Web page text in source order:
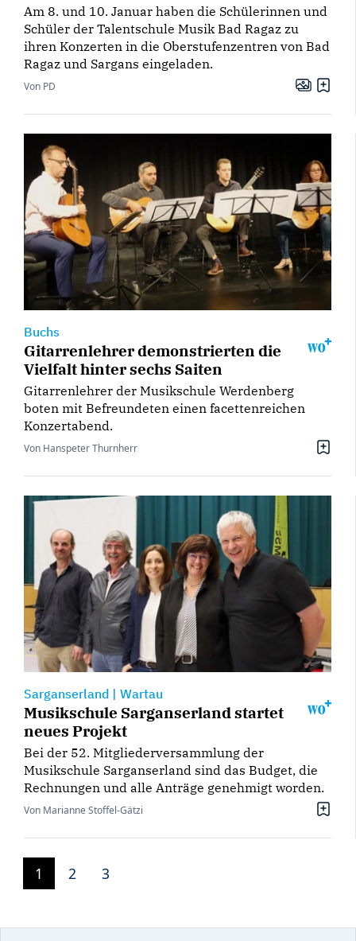
Am 8. und 10. Januar haben die Schülerinnen und
Schüler der Talentschule Musik Bad Ragaz zu
ihren Konzerten in die Oberstufenzentren von Bad
Ragaz und Sargans eingeladen.
Von PD
Buchs
Gitarrenlehrer demonstrierten die
Vielfalt hinter sechs Saiten
Gitarrenlehrer der Musikschule Werdenberg
boten mit Befreundeten einen facettenreichen
Konzertabend.
Von Hanspeter Thurnherr
Sarganserland | Wartau
Musikschule Sarganserland startet
neues Projekt
Bei der 52. Mitgliederversammlung der
Musikschule Sarganserland sind das Budget, die
Rechnungen und alle Anträge genehmigt worden.
Von Marianne Stoffel-Gätzi
1 2 3